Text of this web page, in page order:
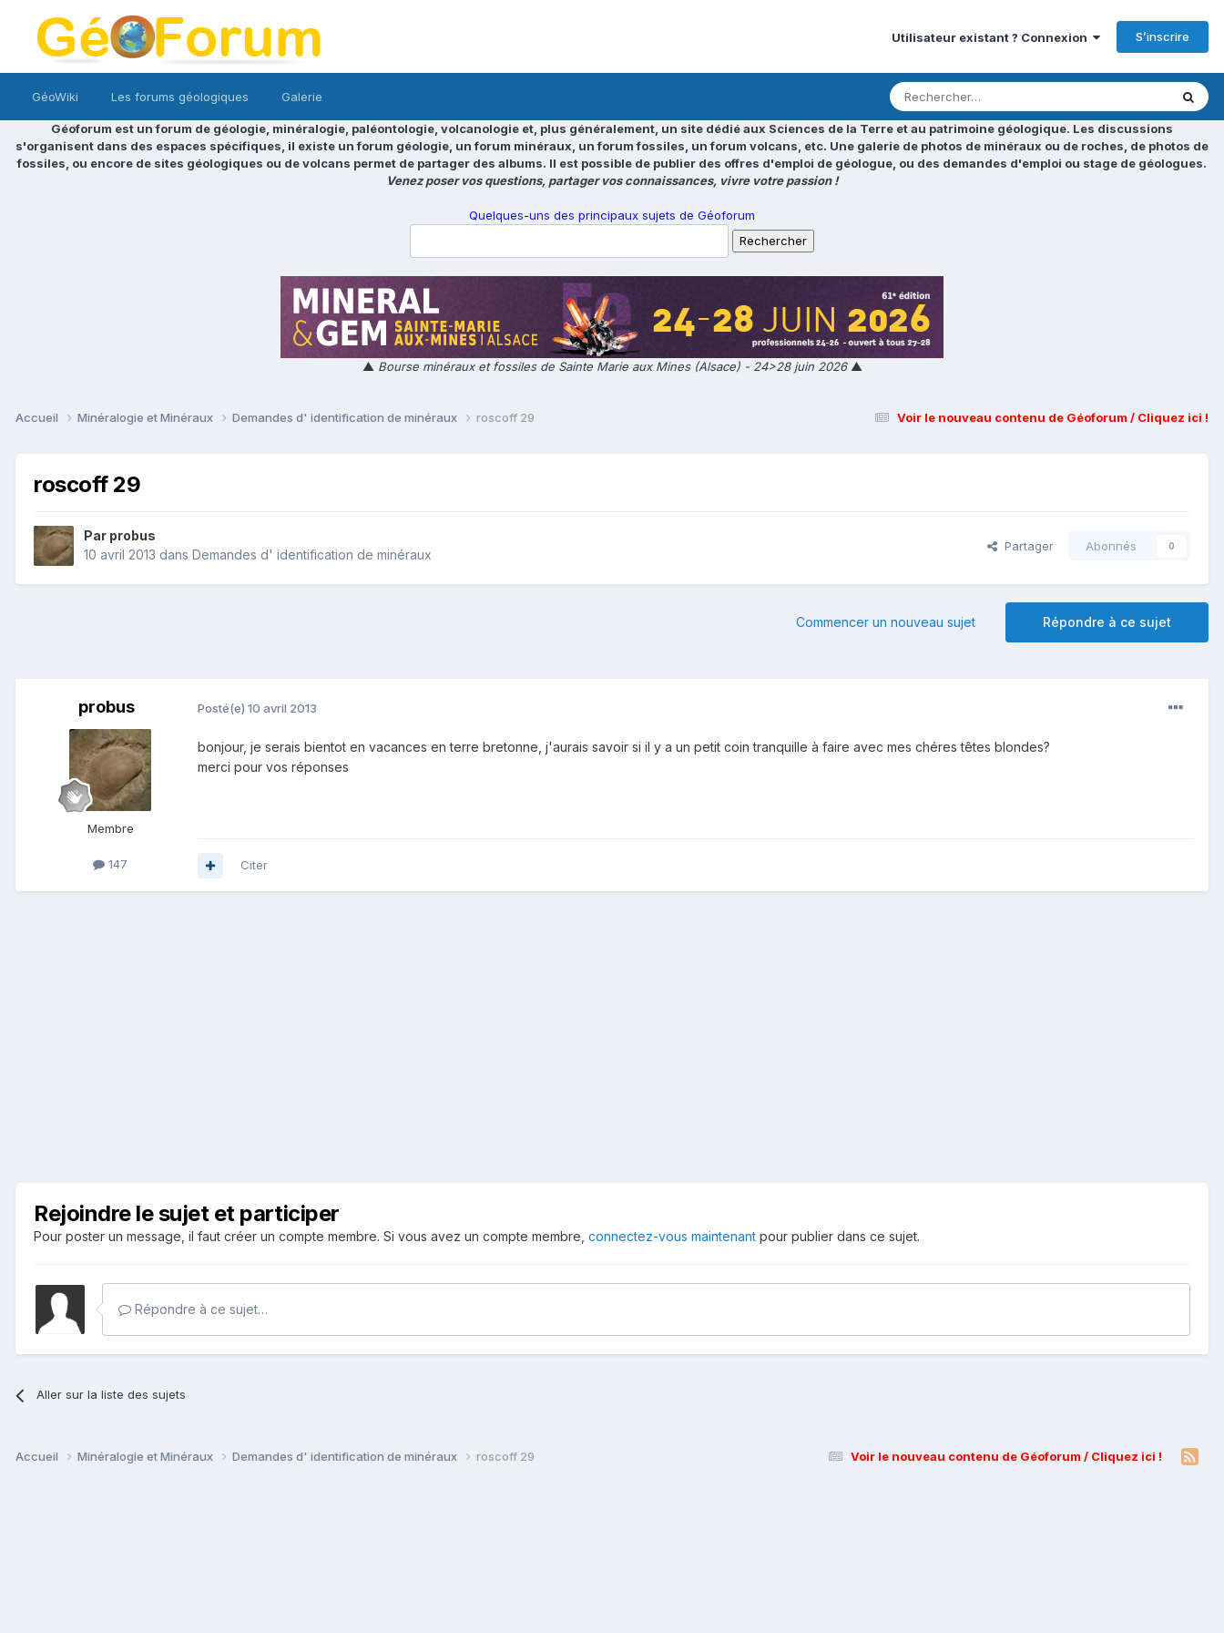
Utilisateur existant ? Connexion S’inscrire
GéoWiki Les forums géologiques Galerie
Géoforum est un forum de géologie, minéralogie, paléontologie, volcanologie et, plus généralement, un site dédié aux Sciences de la Terre et au patrimoine géologique. Les discussions
s'organisent dans des espaces spécifiques, il existe un forum géologie, un forum minéraux, un forum fossiles, un forum volcans, etc. Une galerie de photos de minéraux ou de roches, de photos de
fossiles, ou encore de sites géologiques ou de volcans permet de partager des albums. Il est possible de publier des offres d'emploi de géologue, ou des demandes d'emploi ou stage de géologues.
Venez poser vos questions, partager vos connaissances, vivre votre passion !
Quelques-uns des principaux sujets de Géoforum
▲ Bourse minéraux et fossiles de Sainte Marie aux Mines (Alsace) - 24>28 juin 2026▲
Voir le nouveau contenu de Géoforum / Cliquez ici !
Accueil Minéralogie et Minéraux Demandes d' identification de minéraux roscoff 29
roscoff 29
Par probus
10 avril 2013 dans Demandes d' identification de minéraux
Partager Abonnés 0
Répondre à ce sujet
Commencer un nouveau sujet
probus
Membre
147
Posté(e) 10 avril 2013
bonjour, je serais bientot en vacances en terre bretonne, j'aurais savoir si il y a un petit coin tranquille à faire avec mes chéres têtes blondes?
merci pour vos réponses
Citer
Rejoindre le sujet et participer
Pour poster un message, il faut créer un compte membre. Si vous avez un compte membre, connectez-vous maintenant pour publier dans ce sujet.
Répondre à ce sujet…
Aller sur la liste des sujets
Voir le nouveau contenu de Géoforum / Cliquez ici !
Accueil Minéralogie et Minéraux Demandes d' identification de minéraux roscoff 29